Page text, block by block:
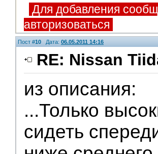
Для добавления
авторизоваться
Пост #10 Дата: 06.05.2011 14:16
RE: Nissan
из описания:
...Только
сидеть